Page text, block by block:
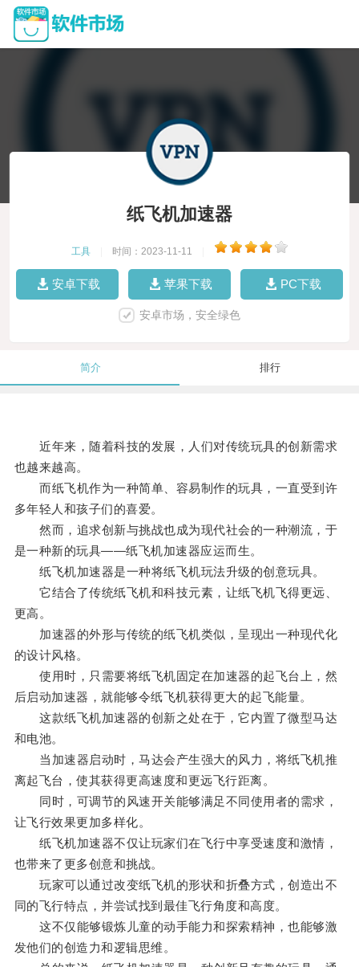
纸飞机加速器
工具 时间：2023-11-11
安卓下载 苹果下载 PC下载
安卓市场，安全绿色
简介 排行
近年来，随着科技的发展，人们对传统玩具的创新需求
也越来越高。
而纸飞机作为一种简单、容易制作的玩具，一直受到许
多年轻人和孩子们的喜爱。
然而，追求创新与挑战也成为现代社会的一种潮流，于
是一种新的玩具——纸飞机加速器应运而生。
纸飞机加速器是一种将纸飞机玩法升级的创意玩具。
它结合了传统纸飞机和科技元素，让纸飞机飞得更远、
更高。
加速器的外形与传统的纸飞机类似，呈现出一种现代化
的设计风格。
使用时，只需要将纸飞机固定在加速器的起飞台上，然
后启动加速器，就能够令纸飞机获得更大的起飞能量。
这款纸飞机加速器的创新之处在于，它内置了微型马达
和电池。
当加速器启动时，马达会产生强大的风力，将纸飞机推
离起飞台，使其获得更高速度和更远飞行距离。
同时，可调节的风速开关能够满足不同使用者的需求，
让飞行效果更加多样化。
纸飞机加速器不仅让玩家们在飞行中享受速度和激情，
也带来了更多创意和挑战。
玩家可以通过改变纸飞机的形状和折叠方式，创造出不
同的飞行特点，并尝试找到最佳飞行角度和高度。
这不仅能够锻炼儿童的动手能力和探索精神，也能够激
发他们的创造力和逻辑思维。